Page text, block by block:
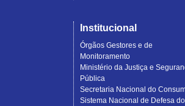
Institucional
Órgãos Gestores e de
Monitoramento
Ministério da Justiça e
Pública
Secretaria Nacional do
Sistema Nacional de Defesa do